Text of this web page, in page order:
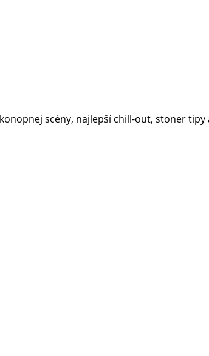
scény, najlepší chill-out, stoner